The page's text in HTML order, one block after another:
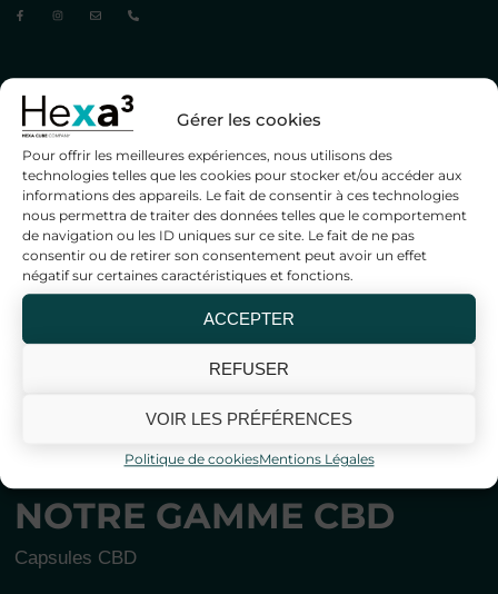
Gérer les cookies
Pour offrir les meilleures expériences, nous utilisons des
technologies telles que les cookies pour stocker et/ou accéder aux
informations des appareils. Le fait de consentir à ces technologies
nous permettra de traiter des données telles que le comportement
de navigation ou les ID uniques sur ce site. Le fait de ne pas
consentir ou de retirer son consentement peut avoir un effet
négatif sur certaines caractéristiques et fonctions.
ACCEPTER
REFUSER
VOIR LES PRÉFÉRENCES
Politique de cookiesMentions Légales
LIENS UTILES
Service client
Nos engagements
Livraisons
Encyclopédie Hexa³
NOTRE GAMME CBD
Capsules CBD